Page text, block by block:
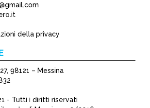
della privacy
98121 – Messina
- Tutti i diritti riservati